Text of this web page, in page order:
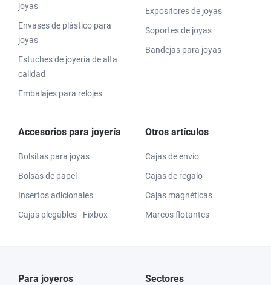
joyas
Envases de plástico para
joyas
Estuches de joyería de alta
calidad
Embalajes para relojes
Expositores de joyas
Soportes de joyas
Bandejas para joyas
Accesorios para joyería
Bolsitas para joyas
Bolsas de papel
Insertos adicionales
Cajas plegables - Fixbox
Otros artículos
Cajas de envío
Cajas de regalo
Cajas magnéticas
Marcos flotantes
Para joyeros Sectores